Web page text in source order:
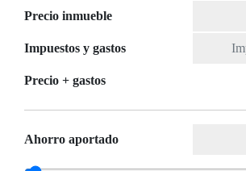
Precio inmueble
Impuestos y gastos
Precio + gastos
Ahorro aportado